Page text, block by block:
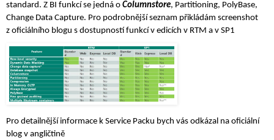
standard. Z BI funkcí se jedná o Columnstore, Partitioning, PolyBase,
Change Data Capture. Pro podrobnější seznam přikládám screenshot
z oficiálního blogu s dostupností funkcí v edicích v RTM a v SP1
Pro detailnější informace k Service Packu bych vás odkázal na oficiální
blog v angličtině